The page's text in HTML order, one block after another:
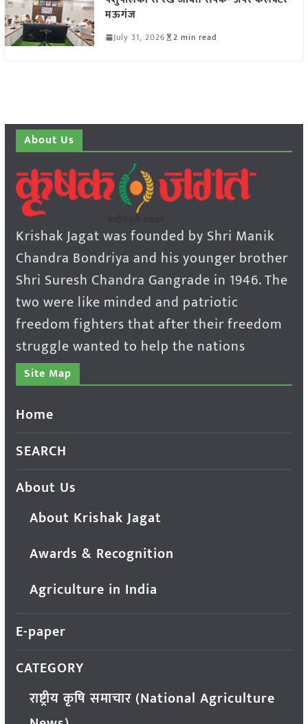
मऊगंज
July 31, 2026 2 min read
About Us
Krishak Jagat was founded by Shri Manik
Chandra Bondriya and his younger brother
Shri Suresh Chandra Gangrade in 1946. The
two were like minded and patriotic
freedom fighters that after their freedom
struggle wanted to help the nations
Site Map
Home
SEARCH
About Us
About Krishak Jagat
Awards & Recognition
Agriculture in India
E-paper
CATEGORY
राष्ट्रीय कृषि समाचार (National Agriculture